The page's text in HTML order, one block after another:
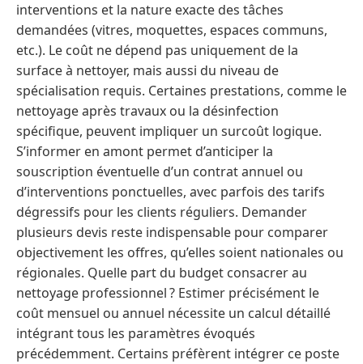
interventions et la nature exacte des tâches
demandées (vitres, moquettes, espaces communs,
etc.). Le coût ne dépend pas uniquement de la
surface à nettoyer, mais aussi du niveau de
spécialisation requis. Certaines prestations, comme le
nettoyage après travaux ou la désinfection
spécifique, peuvent impliquer un surcoût logique.
S’informer en amont permet d’anticiper la
souscription éventuelle d’un contrat annuel ou
d’interventions ponctuelles, avec parfois des tarifs
dégressifs pour les clients réguliers. Demander
plusieurs devis reste indispensable pour comparer
objectivement les offres, qu’elles soient nationales ou
régionales. Quelle part du budget consacrer au
nettoyage professionnel ? Estimer précisément le
coût mensuel ou annuel nécessite un calcul détaillé
intégrant tous les paramètres évoqués
précédemment. Certains préfèrent intégrer ce poste